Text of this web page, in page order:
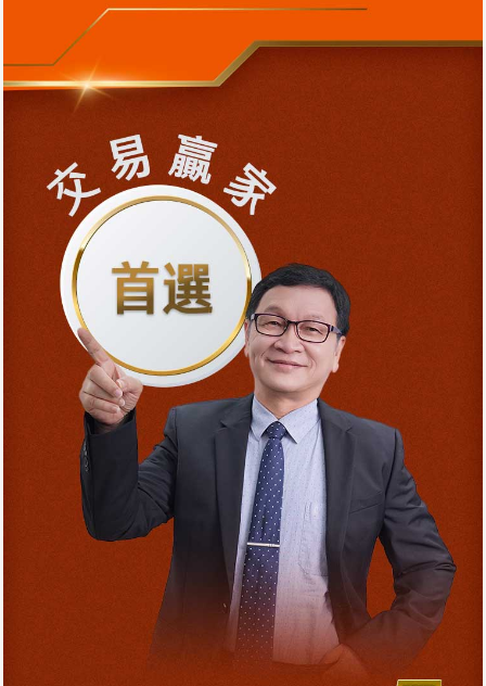
Day2【字幕版】4-1股票期貨契約調整之除權息
25分35秒
Day2【字幕版】5-1股票期貨十大優點
16分49秒
Day2【字幕版】6-1股票期貨操作說明 (上集)
1小時18分21秒
Day2【字幕版】6-2股票期貨操作說明(下集)
38分40秒
Day2【字幕版】7-1套利交易
10分35秒